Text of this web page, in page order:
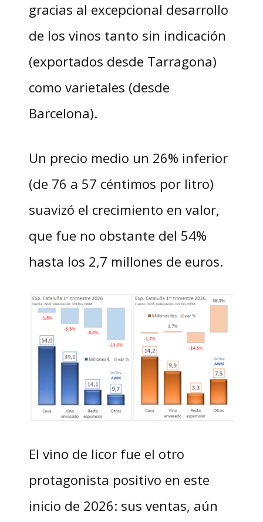
gracias al excepcional desarrollo
de los vinos tanto sin indicación
(exportados desde Tarragona)
como varietales (desde
Barcelona).
Un precio medio un 26% inferior
(de 76 a 57 céntimos por litro)
suavizó el crecimiento en valor,
que fue no obstante del 54%
hasta los 2,7 millones de euros.
El vino de licor fue el otro
protagonista positivo en este
inicio de 2026: sus ventas, aún